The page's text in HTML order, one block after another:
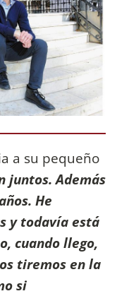
a su pequeño
juntos. Además
He
y todavía está
cuando llego,
tiremos en la
si